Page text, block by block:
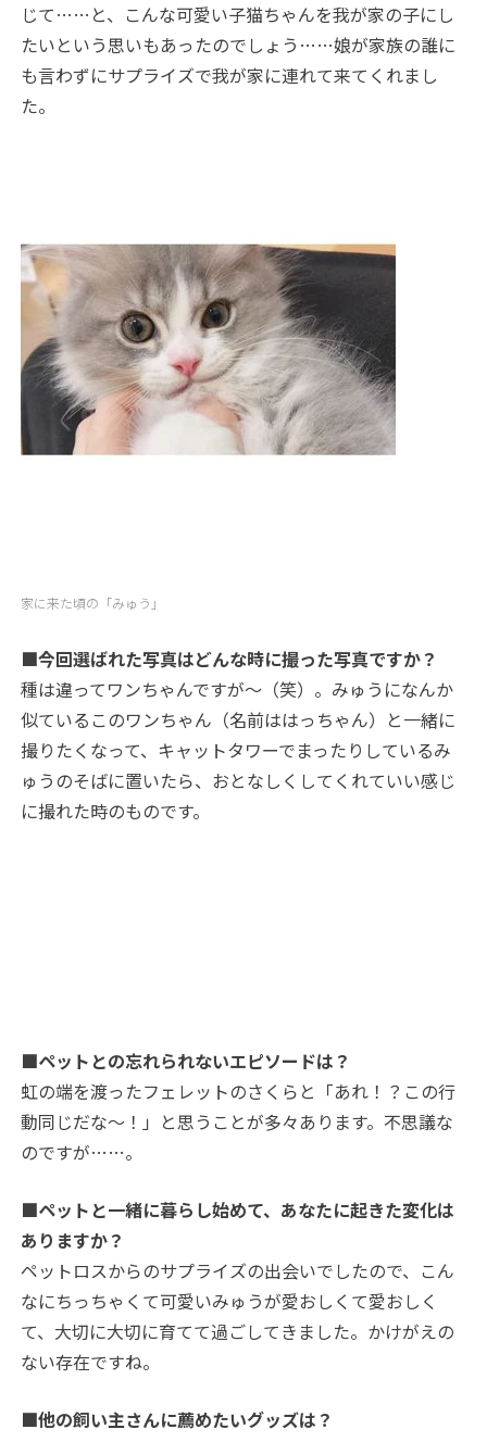
じて……と、こんな可愛い子猫ちゃんを我が家の子にし
たいという思いもあったのでしょう……娘が家族の誰に
も言わずにサプライズで我が家に連れて来てくれまし
た。
家に来た頃の「みゅう」
■今回選ばれた写真はどんな時に撮った写真ですか？
種は違ってワンちゃんですが〜（笑）。みゅうになんか
似ているこのワンちゃん（名前ははっちゃん）と一緒に
撮りたくなって、キャットタワーでまったりしているみ
ゅうのそばに置いたら、おとなしくしてくれていい感じ
に撮れた時のものです。
■ペットとの忘れられないエピソードは？
虹の端を渡ったフェレットのさくらと「あれ！？この行
動同じだな〜！」と思うことが多々あります。不思議な
のですが……。
■ペットと一緒に暮らし始めて、あなたに起きた変化は
ありますか？
ペットロスからのサプライズの出会いでしたので、こん
なにちっちゃくて可愛いみゅうが愛おしくて愛おしく
て、大切に大切に育てて過ごしてきました。かけがえの
ない存在ですね。
■他の飼い主さんに薦めたいグッズは？